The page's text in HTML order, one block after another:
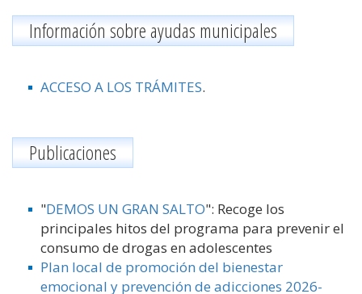
Información sobre ayudas municipales
ACCESO A LOS TRÁMITES.
Publicaciones
"DEMOS UN GRAN SALTO": Recoge los
principales hitos del programa para prevenir el
consumo de drogas en adolescentes
Plan local de promoción del bienestar
emocional y prevención de adicciones 2026-